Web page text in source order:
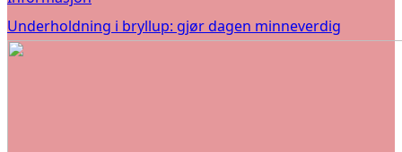
Underholdning i bryllup: gjør dagen minneverdig